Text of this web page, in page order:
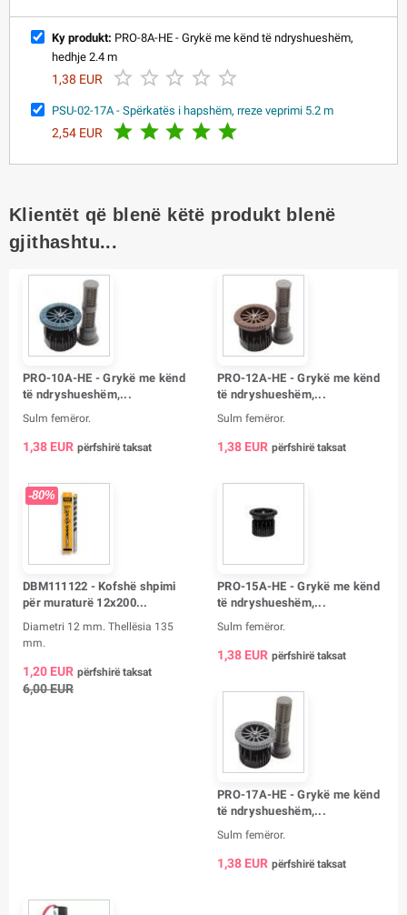
Ky produkt: PRO-8A-HE - Grykë me kënd të ndryshueshëm,
hedhje 2.4 m
1,38 EUR     
PSU-02-17A - Spërkatës i hapshëm, rreze veprimi 5.2 m
2,54 EUR     
Klientët që blenë këtë produkt blenë
gjithashtu...
PRO-10A-HE - Grykë me kënd
të ndryshueshëm,...
Sulm femëror.
1,38 EUR përfshirë taksat
PRO-12A-HE - Grykë me kënd
të ndryshueshëm,...
Sulm femëror.
1,38 EUR përfshirë taksat
-80%
DBM111122 - Kofshë shpimi
për muraturë 12x200...
Diametri 12 mm. Thellësia 135
mm.
1,20 EUR përfshirë taksat
6,00 EUR
PRO-15A-HE - Grykë me kënd
të ndryshueshëm,...
Sulm femëror.
1,38 EUR përfshirë taksat
PRO-17A-HE - Grykë me kënd
të ndryshueshëm,...
Sulm femëror.
1,38 EUR përfshirë taksat